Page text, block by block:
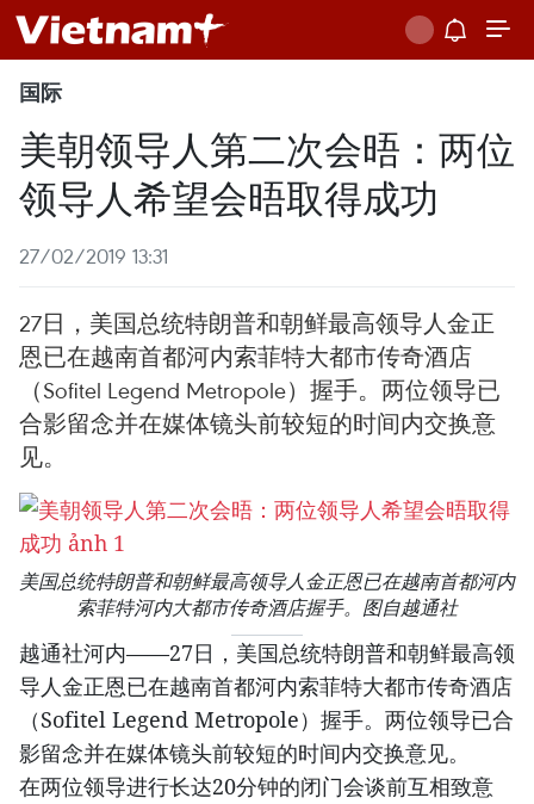
国际
美朝领导人第二次会晤：两位
领导人希望会晤取得成功
27/02/2019 13:31
27日，美国总统特朗普和朝鲜最高领导人金正
恩已在越南首都河内索菲特大都市传奇酒店
（Sofitel Legend Metropole）握手。两位领导已
合影留念并在媒体镜头前较短的时间内交换意
见。
美国总统特朗普和朝鲜最高领导人金正恩已在越南首都河内
索菲特河内大都市传奇酒店握手。图自越通社
越通社河内——27日，美国总统特朗普和朝鲜最高领
导人金正恩已在越南首都河内索菲特大都市传奇酒店
（Sofitel Legend Metropole）握手。两位领导已合
影留念并在媒体镜头前较短的时间内交换意见。
在两位领导进行长达20分钟的闭门会谈前互相致意